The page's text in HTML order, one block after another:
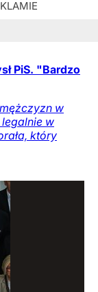
PiS. "Bardzo
w
w
który